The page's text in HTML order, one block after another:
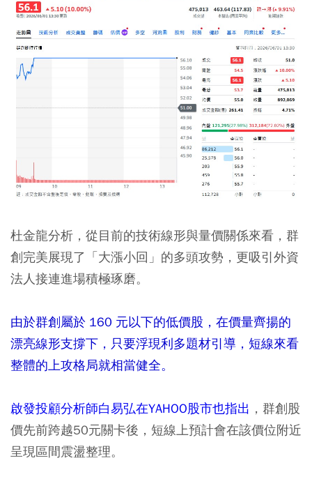
杜金龍分析，從目前的技術線形與量價關係來看，群
創完美展現了「大漲小回」的多頭攻勢，更吸引外資
法人接連進場積極琢磨。
由於群創屬於 160 元以下的低價股，在價量齊揚的
漂亮線形支撐下，只要浮現利多題材引導，短線來看
整體的上攻格局就相當健全。
啟發投顧分析師白易弘在YAHOO股市也指出 ，群創股
價先前跨越50元關卡後，短線上預計會在該價位附近
呈現區間震盪整理。